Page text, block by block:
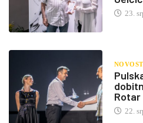
23.
Rotar
22.